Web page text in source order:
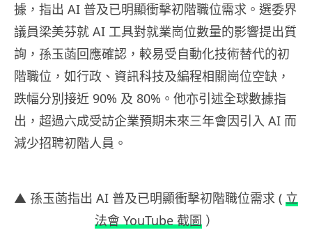
據，指出 AI 普及已明顯衝擊初階職位需求。選委界
議員梁美芬就 AI 工具對就業崗位數量的影響提出質
詢，孫玉菡回應確認，較易受自動化技術替代的初
階職位，如行政、資訊科技及編程相關崗位空缺，
跌幅分別接近 90% 及 80%。他亦引述全球數據指
出，超過六成受訪企業預期未來三年會因引入 AI 而
減少招聘初階人員。
▲ 孫玉菡指出 AI 普及已明顯衝擊初階職位需求 ( 立
法會 YouTube 截圖）